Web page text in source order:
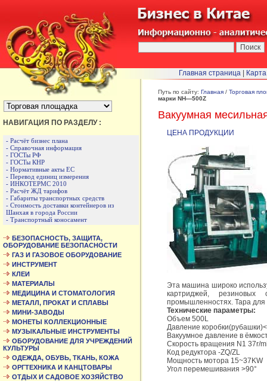
БЫСТРЫЙ ПЕРЕХОД :
НАВИГАЦИЯ ПО РАЗДЕЛУ :
- Расчёт бизнес плана
- Справочная информация
- ГОСТы РФ
- ГОСТы КНР
- Нормативные акты ЕС
- Перевод единиц измерения
- ИНКОТЕРМС 2010
- Расчёт ЖД тарифов
- Габариты транспортных средств
- Стоимость доставки контейнеров из
Шанхая в города России
- Транспортный коносамент
БЕЗОПАСНОСТЬ, ЗАЩИТА,
ОБОРУДОВАНИЕ БЕЗОПАСНОСТИ
ГАЗ И ГАЗОВОЕ ОБОРУДОВАНИЕ
ИНСТРУМЕНТ
КЛЕИ
МАТЕРИАЛЫ
МЕДИЦИНА И СТОМАТОЛОГИЯ
МЕТАЛЛ, ПРОКАТ И СПЛАВЫ
МИНИ-ЗАВОДЫ
МОНЕТЫ КОЛЛЕКЦИОННЫЕ
МУЗЫКАЛЬНЫЕ ИНСТРУМЕНТЫ
ОБОРУДОВАНИЕ ДЛЯ УЧРЕЖДЕНИЙ
КУЛЬТУРЫ
ОДЕЖДА, ОБУВЬ, ТКАНЬ, КОЖА
ОРГТЕХНИКА И КАНЦТОВАРЫ
ОТДЫХ И САДОВОЕ ХОЗЯЙСТВО
Путь по сайту: Главная / Торговая
марки NH—500Z
Вакуумная
ЦЕНА ПРОДУКЦИИ
Эта машина широко
картриджей, резиновых
промышленностях. Тара
Технические параметры:
Объем 500L
Давление
Вакуумное давление в
Скорость вращения N1 37r/
Код редуктора -ZQ/ZL
Мощность мотора 15~37KW
Угол перемешивания >90°
Главная страница